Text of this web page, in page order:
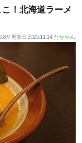
！北海道ラーメ
更新日 2025.11.14 たかやん